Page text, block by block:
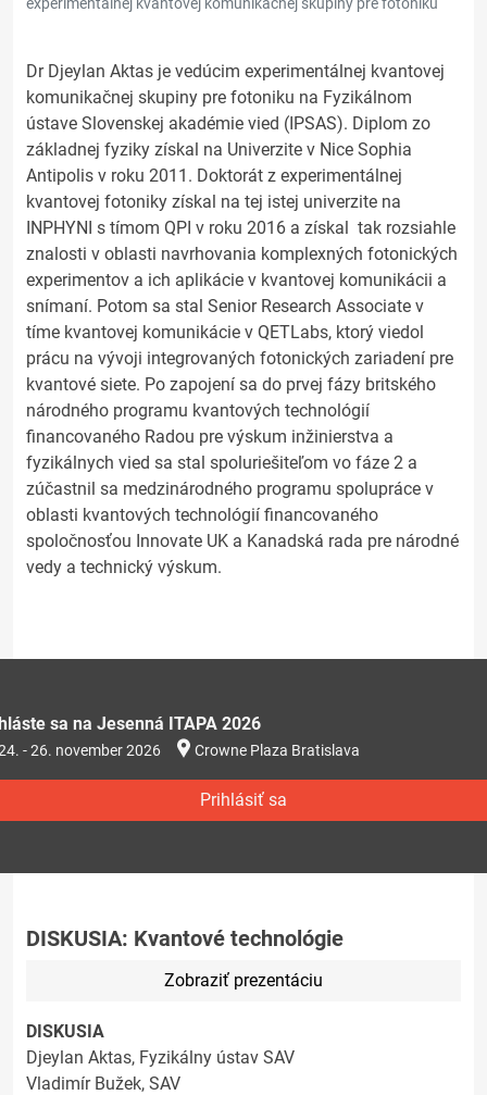
Dr Djeylan Aktas je vedúcim experimentálnej kvantovej
komunikačnej skupiny pre fotoniku na Fyzikálnom
ústave Slovenskej akadémie vied (IPSAS). Diplom zo
základnej fyziky získal na Univerzite v Nice Sophia
Antipolis v roku 2011. Doktorát z experimentálnej
kvantovej fotoniky získal na tej istej univerzite na
INPHYNI s tímom QPI v roku 2016 a získal tak rozsiahle
znalosti v oblasti navrhovania komplexných fotonických
experimentov a ich aplikácie v kvantovej komunikácii a
snímaní. Potom sa stal Senior Research Associate v
tíme kvantovej komunikácie v QETLabs, ktorý viedol
prácu na vývoji integrovaných fotonických zariadení pre
kvantové siete. Po zapojení sa do prvej fázy britského
národného programu kvantových technológií
financovaného Radou pre výskum inžinierstva a
fyzikálnych vied sa stal spoluriešiteľom vo fáze 2 a
zúčastnil sa medzinárodného programu spolupráce v
oblasti kvantových technológií financovaného
spoločnosťou Innovate UK a Kanadská rada pre národné
vedy a technický výskum.
sa na Jesenná ITAPA 2026
- 26. november 2026 Crowne Plaza Bratislava
Prihlásiť sa
DISKUSIA: Kvantové technológie
Zobraziť prezentáciu
DISKUSIA
Djeylan Aktas, Fyzikálny ústav SAV
Vladimír Bužek, SAV